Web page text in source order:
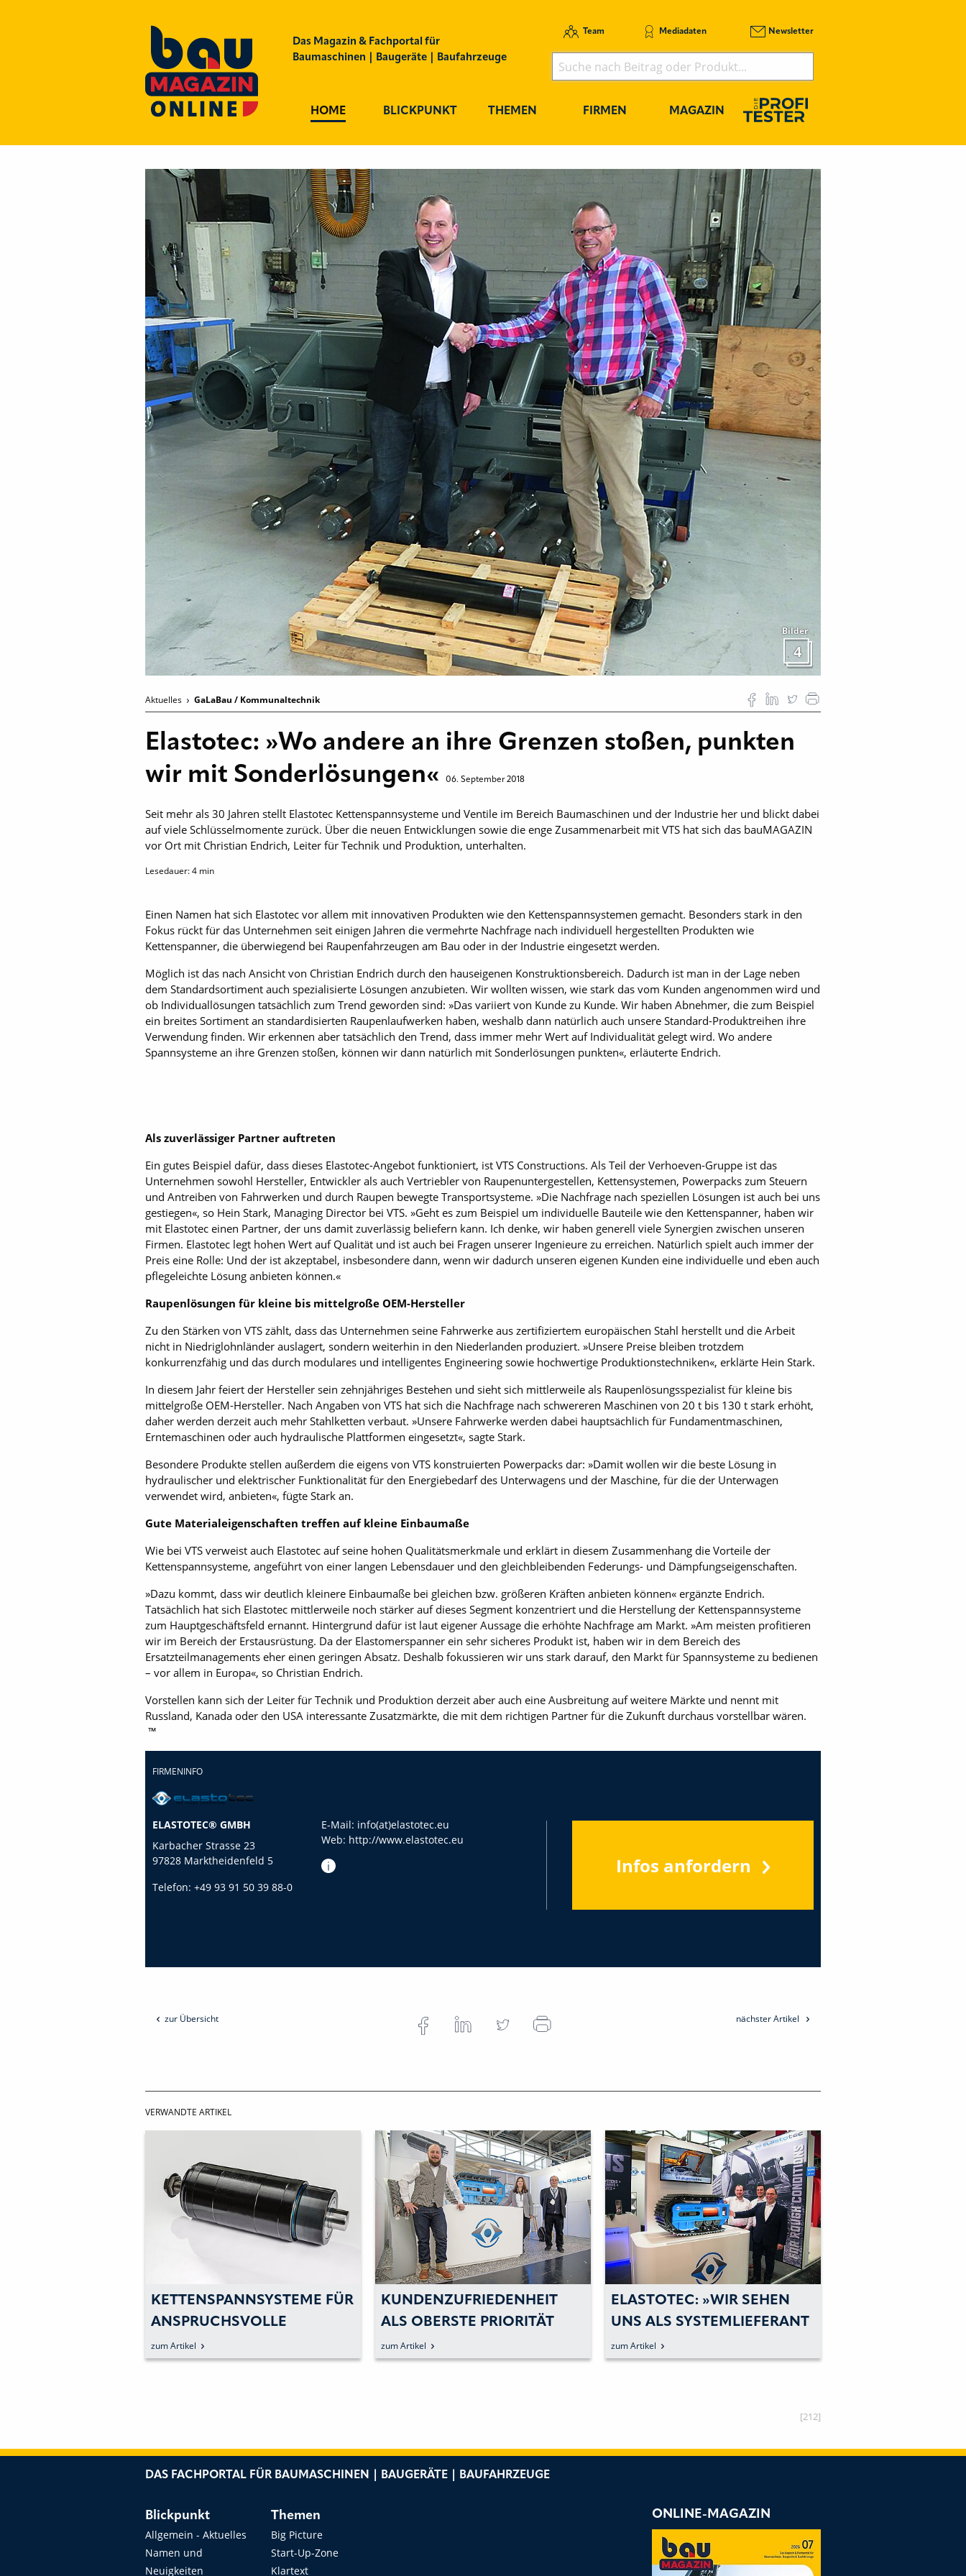
Das Magazin & Fachportal für
Baumaschinen | Baugeräte | Baufahrzeuge
Team Mediadaten Newsletter
HOME BLICKPUNKT THEMEN FIRMEN MAGAZIN
Bilder
4
Aktuelles GaLaBau / Kommunaltechnik
Elastotec: »Wo andere an ihre Grenzen stoßen, punkten
wir mit Sonderlösungen«
06. September 2018
Seit mehr als 30 Jahren stellt Elastotec Kettenspannsysteme und Ventile im Bereich Baumaschinen und der Industrie her und blickt dabei
auf viele Schlüsselmomente zurück. Über die neuen Entwicklungen sowie die enge Zusammenarbeit mit VTS hat sich das bauMAGAZIN
vor Ort mit Christian Endrich, Leiter für Technik und Produktion, unterhalten.
Lesedauer:4 min
Einen Namen hat sich Elastotec vor allem mit innovativen Produkten wie den Kettenspannsystemen gemacht. Besonders stark in den
Fokus rückt für das Unternehmen seit einigen Jahren die vermehrte Nachfrage nach individuell hergestellten Produkten wie
Kettenspanner, die überwiegend bei Raupenfahrzeugen am Bau oder in der Industrie eingesetzt werden.
Möglich ist das nach Ansicht von Christian Endrich durch den hauseigenen Konstruktionsbereich. Dadurch ist man in der Lage neben
dem Standardsortiment auch spezialisierte Lösungen anzubieten. Wir wollten wissen, wie stark das vom Kunden angenommen wird und
ob Individuallösungen tatsächlich zum Trend geworden sind: »Das variiert von Kunde zu Kunde. Wir haben Abnehmer, die zum Beispiel
ein breites Sortiment an standardisierten Raupenlaufwerken haben, weshalb dann natürlich auch unsere Standard-Produktreihen ihre
Verwendung finden. Wir erkennen aber tatsächlich den Trend, dass immer mehr Wert auf Individualität gelegt wird. Wo andere
Spannsysteme an ihre Grenzen stoßen, können wir dann natürlich mit Sonderlösungen punkten«, erläuterte Endrich.
Als zuverlässiger Partner auftreten
Ein gutes Beispiel dafür, dass dieses Elastotec-Angebot funktioniert, ist VTS Constructions. Als Teil der Verhoeven-Gruppe ist das
Unternehmen sowohl Hersteller, Entwickler als auch Vertriebler von Raupenuntergestellen, Kettensystemen, Powerpacks zum Steuern
und Antreiben von Fahrwerken und durch Raupen bewegte Transportsysteme. »Die Nachfrage nach speziellen Lösungen ist auch bei uns
gestiegen«, so Hein Stark, Managing Director bei VTS. »Geht es zum Beispiel um individuelle Bauteile wie den Kettenspanner, haben wir
mit Elastotec einen Partner, der uns damit zuverlässig beliefern kann. Ich denke, wir haben generell viele Synergien zwischen unseren
Firmen. Elastotec legt hohen Wert auf Qualität und ist auch bei Fragen unserer Ingenieure zu erreichen. Natürlich spielt auch immer der
Preis eine Rolle: Und der ist akzeptabel, insbesondere dann, wenn wir dadurch unseren eigenen Kunden eine individuelle und eben auch
pflegeleichte Lösung anbieten können.«
Raupenlösungen für kleine bis mittelgroße OEM-Hersteller
Zu den Stärken von VTS zählt, dass das Unternehmen seine Fahrwerke aus zertifiziertem europäischen Stahl herstellt und die Arbeit
nicht in Niedriglohnländer auslagert, sondern weiterhin in den Niederlanden produziert. »Unsere Preise bleiben trotzdem
konkurrenzfähig und das durch modulares und intelligentes Engineering sowie hochwertige Produktionstechniken«, erklärte Hein Stark.
In diesem Jahr feiert der Hersteller sein zehnjähriges Bestehen und sieht sich mittlerweile als Raupenlösungsspezialist für kleine bis
mittelgroße OEM-Hersteller. Nach Angaben von VTS hat sich die Nachfrage nach schwereren Maschinen von 20 t bis 130 t stark erhöht,
daher werden derzeit auch mehr Stahlketten verbaut. »Unsere Fahrwerke werden dabei hauptsächlich für Fundamentmaschinen,
Erntemaschinen oder auch hydraulische Plattformen eingesetzt«, sagte Stark.
Besondere Produkte stellen außerdem die eigens von VTS konstruierten Powerpacks dar: »Damit wollen wir die beste Lösung in
hydraulischer und elektrischer Funktionalität für den Energiebedarf des Unterwagens und der Maschine, für die der Unterwagen
verwendet wird, anbieten«, fügte Stark an.
Gute Materialeigenschaften treffen auf kleine Einbaumaße
Wie bei VTS verweist auch Elastotec auf seine hohen Qualitätsmerkmale und erklärt in diesem Zusammenhang die Vorteile der
Kettenspannsysteme, angeführt von einer langen Lebensdauer und den gleichbleibenden Federungs- und Dämpfungseigenschaften.
»Dazu kommt, dass wir deutlich kleinere Einbaumaße bei gleichen bzw. größeren Kräften anbieten können« ergänzte Endrich.
Tatsächlich hat sich Elastotec mittlerweile noch stärker auf dieses Segment konzentriert und die Herstellung der Kettenspannsysteme
zum Hauptgeschäftsfeld ernannt. Hintergrund dafür ist laut eigener Aussage die erhöhte Nachfrage am Markt. »Am meisten profitieren
wir im Bereich der Erstausrüstung. Da der Elastomerspanner ein sehr sicheres Produkt ist, haben wir in dem Bereich des
Ersatzteilmanagements eher einen geringen Absatz. Deshalb fokussieren wir uns stark darauf, den Markt für Spannsysteme zu bedienen
– vor allem in Europa«, so Christian Endrich.
Vorstellen kann sich der Leiter für Technik und Produktion derzeit aber auch eine Ausbreitung auf weitere Märkte und nennt mit
Russland, Kanada oder den USA interessante Zusatzmärkte, die mit dem richtigen Partner für die Zukunft durchaus vorstellbar wären.
™
FIRMENINFO
ELASTOTEC® GMBH
Karbacher Strasse 23
97828 Marktheidenfeld 5
Telefon: +49 93 91 50 39 88-0
E-Mail: info(at)elastotec.eu
Web: http://www.elastotec.eu
Infos anfordern
zur Übersicht nächster Artikel
VERWANDTE ARTIKEL
KETTENSPANNSYSTEME FÜR
ANSPRUCHSVOLLE
ANWENDUNGEN
zum Artikel
KUNDENZUFRIEDENHEIT
ALS OBERSTE PRIORITÄT
zum Artikel
ELASTOTEC: »WIR SEHEN
UNS ALS SYSTEMLIEFERANT
UND PARTNER VON
RENOMMIERTEN
zum Artikel
[212]
DAS FACHPORTAL FÜR BAUMASCHINEN | BAUGERÄTE | BAUFAHRZEUGE
Blickpunkt
Allgemein - Aktuelles
Namen und
Neuigkeiten
Themen
Big Picture
Start-Up-Zone
Klartext
ONLINE-MAGAZIN